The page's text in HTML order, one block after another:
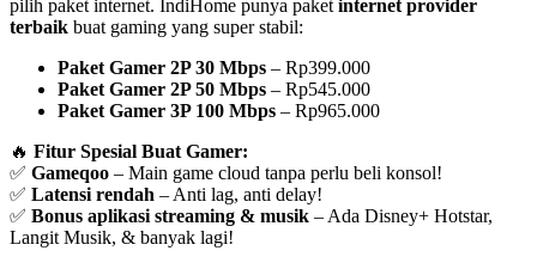
pilih paket internet. IndiHome punya paket internet provider
terbaik buat gaming yang super stabil:
Paket Gamer 2P 30 Mbps – Rp399.000
Paket Gamer 2P 50 Mbps – Rp545.000
Paket Gamer 3P 100 Mbps – Rp965.000
🔥 Fitur Spesial Buat Gamer:
✅ Gameqoo – Main game cloud tanpa perlu beli konsol!
✅ Latensi rendah – Anti lag, anti delay!
✅ Bonus aplikasi streaming & musik – Ada Disney+ Hotstar,
Langit Musik, & banyak lagi!